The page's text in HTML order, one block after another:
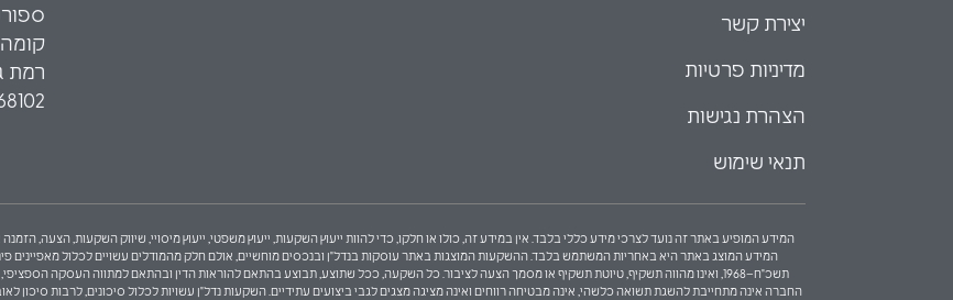
יצירת קשר
מדיניות פרטיות
הצהרת נגישות
תנאי שימוש
רמת
המידע המופיע באתר זה נועד לצרכי מידע כללי בלבד. אין במידע זה, כולו או חלקו, כדי להוות ייעוץ השקעות, ייעוץ משפטי, ייעוץ מיסויי, שיווק השקעות, הצעה,
המידע המוצג באתר היא באחריות המשתמש בלבד. ההשקעות המוצגות באתר עוסקות בנדל"ן ובנכסים מוחשיים, אולם חלק מהמודלים עשויים לכלול מאפיינים
תשכ"ח–1968, ואינו מהווה תשקיף, טיוטת תשקיף או מסמך הצעה לציבור. כל השקעה, ככל שתוצע, תבוצע בהתאם להוראות הדין ובהתאם למתווה העסקה
החברה אינה מתחייבת להשגת תשואה כלשהי, אינה מבטיחה רווחים ואינה מציגה מצגים לגבי ביצועים עתידיים. השקעות נדל"ן עשויות לכלול סיכונים, לרבות סיכון